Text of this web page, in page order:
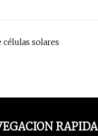
solares
RAPIDA